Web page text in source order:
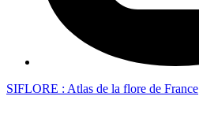
SIFLORE : Atlas de la flore de France